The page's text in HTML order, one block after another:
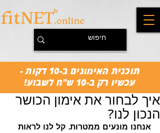
תוכנית האימונים ב-10 דקות -
עכשיו רק ב-10 ש"ח לשבוע!
איך לבחור את אימון הכושר
הנכון לנו?
אנחנו מונעים ממטרות. קל לנו לראות